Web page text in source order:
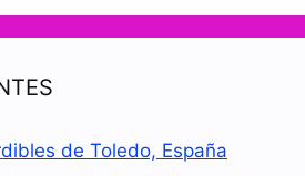
de Toledo, España